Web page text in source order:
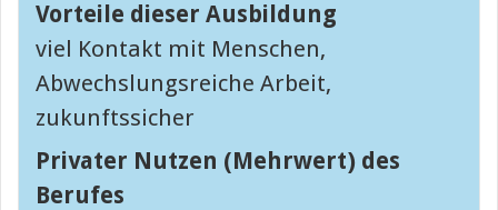
Vorteile dieser Ausbildung
viel Kontakt mit Menschen,
Abwechslungsreiche Arbeit,
zukunftssicher
Privater Nutzen (Mehrwert) des
Berufes